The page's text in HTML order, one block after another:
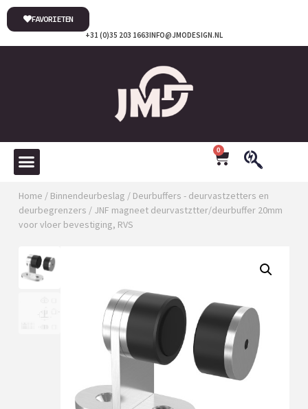
INFO@JMODESIGN.NL
+31 (0)35 203 1663
FAVORIETEN
0
Home / Binnendeurbeslag / Deurbuffers - deurvastzetters en
deurbegrenzers / JNF magneet deurvastztter/deurbuffer 20mm
voor vloer bevestiging, RVS